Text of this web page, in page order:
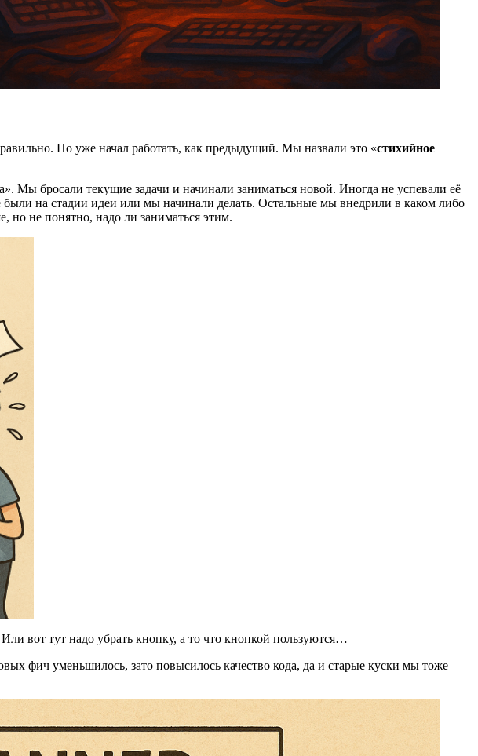
Но уже начал работать, как предыдущий. Мы назвали это «стихийное
Мы бросали текущие задачи и начинали заниматься новой. Иногда не успевали её
были на стадии идеи или мы начинали делать. Остальные мы внедрили в каком либо
но не понятно, надо ли заниматься этим.
вот тут надо убрать кнопку, а то что кнопкой пользуются…
фич уменьшилось, зато повысилось качество кода, да и старые куски мы тоже